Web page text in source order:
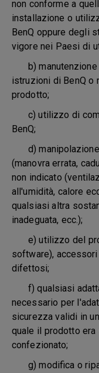
non conforme a
installazione o
BenQ oppure degli
vigore nei Paesi di
b) manutenzione
istruzioni di BenQ o
prodotto;
c) utilizzo di
BenQ;
d) manipolazione
(manovra errata,
non indicato
all'umidità, calore
qualsiasi altra
inadeguata, ecc.);
e) utilizzo del
software),
difettosi;
f) qualsiasi
necessario per
sicurezza validi in
quale il prodotto
confezionato;
g) modifica o